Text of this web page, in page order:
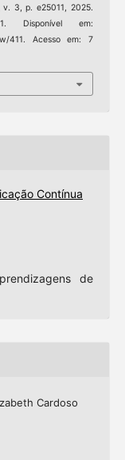
v. 3, p. e25011, 2025.
Disponível em:
411. Acesso em: 7
Contínua
de
Cardoso